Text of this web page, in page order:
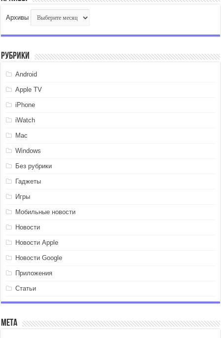
Архивы
Рубрики
Android
Apple TV
iPhone
iWatch
Mac
Windows
Без рубрики
Гаджеты
Игры
Мобильные новости
Новости
Новости Apple
Новости Google
Приложения
Статьи
Мета